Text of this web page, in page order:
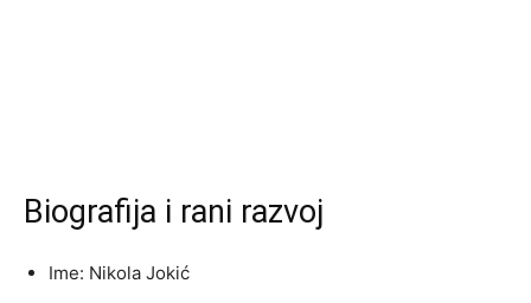
Biografija i rani razvoj
Ime: Nikola Jokić